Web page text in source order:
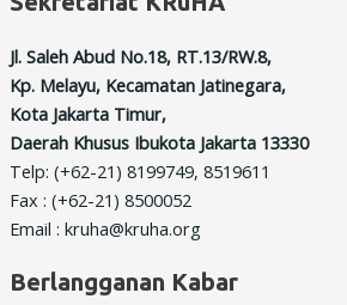
Jl. Saleh Abud No.18, RT.13/RW.8,
Kp. Melayu, Kecamatan Jatinegara,
Kota Jakarta Timur,
Daerah Khusus Ibukota Jakarta 13330
Telp: (+62-21) 8199749, 8519611
Fax : (+62-21) 8500052
Email : kruha@kruha.org
Berlangganan Kabar